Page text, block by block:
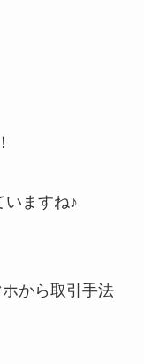
いますね♪
から取引手法